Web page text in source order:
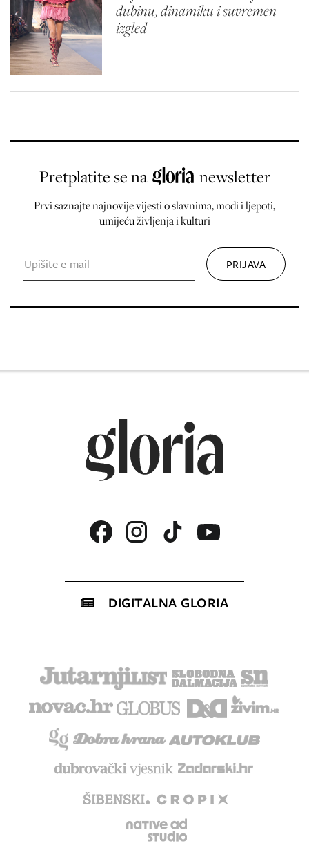
dubinu, dinamiku i suvremen
izgled
Pretplatite se na newsletter
Prvi saznajte najnovije vijesti o slavnima, modi i ljepoti,
umijeću življenja i kulturi
DIGITALNA GLORIA